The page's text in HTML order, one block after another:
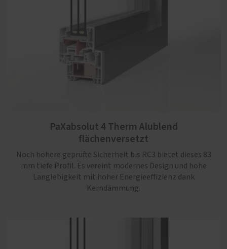
PaXabsolut 4 Therm Alublend
flächenversetzt
Noch höhere geprüfte Sicherheit bis RC3 bietet dieses 83
mm tiefe Profil. Es vereint modernes Design und hohe
Langlebigkeit mit hoher Energieeffizienz dank
Kerndämmung.
PaXabsolut 4 Alublend Therm flächenbündig
Ein robustes Profil mit optimaler Dämmung dank
Schaumkerneinlage, Sicherheit bis RC3, Schallschutz